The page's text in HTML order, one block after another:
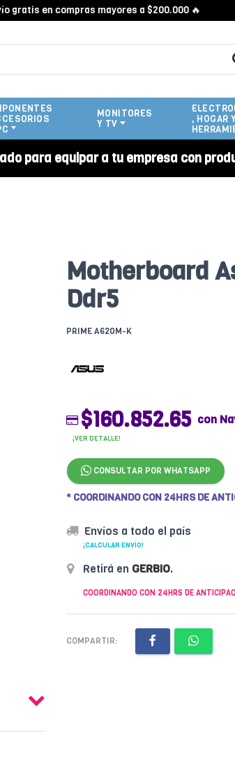
en compras mayores a $200.000 🔥
MONITORES
Y TV
, HOGAR
para equipar a tu empresa con
Motherboard
Ddr5
PRIME A620M-K
$160.852.65 con
¡VER DETALLE!
CONSULTAR POR WHATSAPP
* COORDINANDO CON 24HRS DE
Envíos a todo el país
¡CALCULAR ENVÍO!
Retirá en GERBIO.
COORDINANDO CON 24HRS DE
COMPARTIR: